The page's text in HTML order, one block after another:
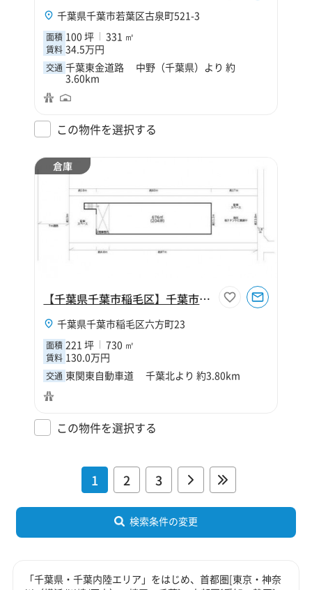
千葉県千葉市若葉区古泉町521-3
面積 100 坪 331 ㎡
賃料 34.5万円
交通 千葉東金道路 中野（千葉県）より 約
3.60km
この物件を選択する
倉庫
【千葉県千葉市稲毛区】千葉市稲毛区六方町221坪倉庫
千葉県千葉市稲毛区六方町23
面積 221 坪 730 ㎡
賃料 130.0万円
交通 東関東自動車道 千葉北より 約3.80km
この物件を選択する
1 2 3
検索条件の変更
「千葉県・千葉内陸エリア」をはじめ、首都圏[東京・神奈